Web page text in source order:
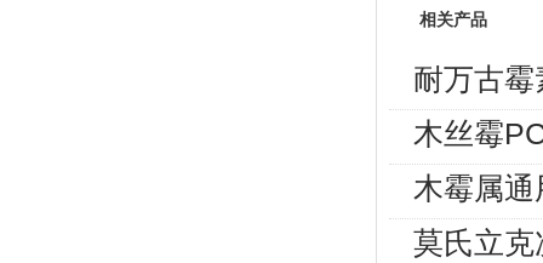
相关产品
耐万古
木丝霉
木霉属
莫氏立